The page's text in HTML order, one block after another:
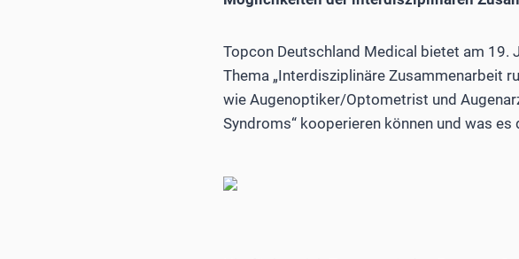
Topcon Deutschland Medical bietet am 19.
Thema „Interdisziplinäre Zusammenarbeit
wie Augenoptiker/Optometrist und
Syndroms“ kooperieren können und was es